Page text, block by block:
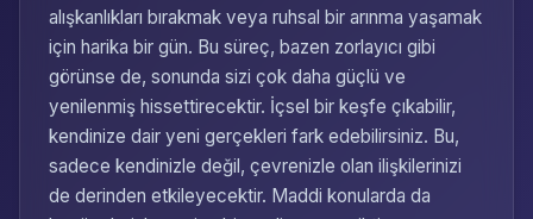
alışkanlıkları bırakmak veya ruhsal bir arınma yaşamak
için harika bir gün. Bu süreç, bazen zorlayıcı gibi
görünse de, sonunda sizi çok daha güçlü ve
yenilenmiş hissettirecektir. İçsel bir keşfe çıkabilir,
kendinize dair yeni gerçekleri fark edebilirsiniz. Bu,
sadece kendinizle değil, çevrenizle olan ilişkilerinizi
de derinden etkileyecektir. Maddi konularda da